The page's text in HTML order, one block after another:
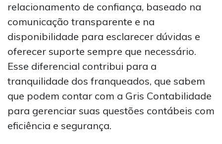
relacionamento de confiança, baseado na
comunicação transparente e na
disponibilidade para esclarecer dúvidas e
oferecer suporte sempre que necessário.
Esse diferencial contribui para a
tranquilidade dos franqueados, que sabem
que podem contar com a Gris Contabilidade
para gerenciar suas questões contábeis com
eficiência e segurança.